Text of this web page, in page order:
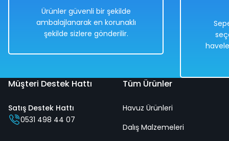
Kargo
İntex Explorer 200 Şişme Bot (Bot, Kürek ve Pompa)
Ürünler güvenli bir şekilde
ambalajlanarak en korunaklı
şekilde sizlere gönderilir.
Müşteri Destek Hattı
Satış Destek Hattı
0531 498 44 07
Tüm Ürünler
Havuz Ürünleri
Dalış Malzemeleri